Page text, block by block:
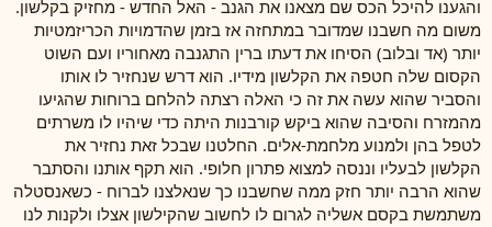
והגענו להיכל הכס שם מצאנו את הגנב - האל החדש - מחזיק בקלשון.
משום מה חשבנו שמדובר במתחזה אז בזמן שהדמויות הכריזמטיות
יותר (אד ובלוב) הסיחו את דעתו ברין התגנבה מאחוריו ועם השוט
הקסום שלה חטפה את הקלשון מידיו. הוא דרש שנחזיר לו אותו
והסביר שהוא עשה את זה כי האלה רצתה להלחם ברוחות שהגיעו
מהמזרח והסיבה שהוא ביקש קורבנות היתה כדי שיהיו לו משרתים
לטפל בהן ולמנוע מלחמת-אלים. החלטנו שבכל זאת נחזיר את
הקלשון לבעליו וננסה למצוא פתרון חלופי. הוא תקף אותנו והסתבר
שהוא הרבה יותר חזק ממה שחשבנו כך שנאלצנו לברוח - כשאנסטלה
משתמשת בקסם אשליה לגרום לו לחשוב שהקילשון אצלו ולקנות לנו